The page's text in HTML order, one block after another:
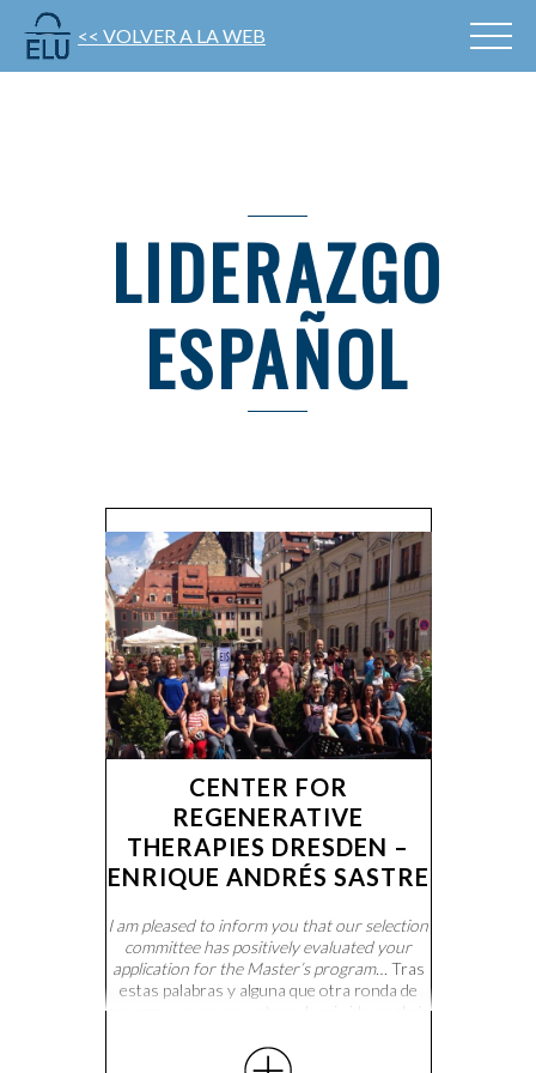
<< VOLVER A LA WEB
LIDERAZGO
ESPAÑOL
CENTER FOR
REGENERATIVE
THERAPIES DRESDEN –
ENRIQUE ANDRÉS SASTRE
I am pleased to inform you that our selection
committee has positively evaluated your
application for the Master’s program…
Tras
estas palabras y alguna que otra ronda de
cervezas, una nueva etapa de mi vida se abría
anhelo por viajar y convertirme en científico